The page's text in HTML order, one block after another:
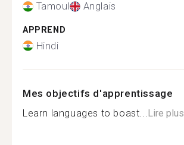
Tamoul Anglais
APPREND
Hindi
Mes objectifs d'apprentissage
Learn languages to boast... Lire plus